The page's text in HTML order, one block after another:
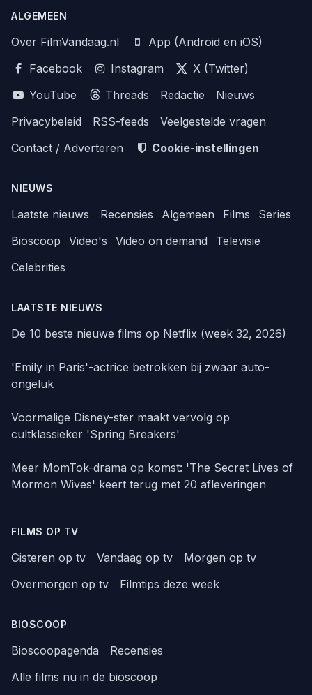
ALGEMEEN
Over FilmVandaag.nl
App (Android en iOS)
Facebook
Instagram
X (Twitter)
YouTube
Threads Redactie
Nieuws
Privacybeleid
RSS-feeds
Veelgestelde vragen
Contact / Adverteren
Cookie-instellingen
NIEUWS
Laatste nieuws Recensies Algemeen Films
Series
Bioscoop
Video's Video on demand
Televisie
Celebrities
LAATSTE NIEUWS
De 10 beste nieuwe films op Netflix (week 32, 2026)
'Emily in Paris'-actrice betrokken bij zwaar auto-
ongeluk
Voormalige Disney-ster maakt vervolg op
cultklassieker 'Spring Breakers'
Meer MomTok-drama op komst: 'The Secret Lives of
Mormon Wives' keert terug met 20 afleveringen
FILMS OP TV
Gisteren op tv Vandaag op tv
Morgen op tv
Overmorgen op tv
Filmtips deze week
BIOSCOOP
Bioscoopagenda
Recensies
Alle films nu in de bioscoop